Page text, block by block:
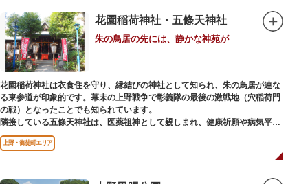
を一部踏襲している広大な庭は、建築様式同様に和洋併置式とされ、「芝
庭」をもつ近代庭園の初期の形を残しています。江戸時代の石碑や手水鉢、
庭石などが見られ、煉瓦塀を含めた敷地全体が重要文化財に指定されていま
す。
能です（観覧料は展覧会によって異なります。展覧会のスケジュールや観覧
料等の詳細は公式サイトをご確認ください）。
専門のスタッフに子供を預け、ゆっくりと展覧会鑑賞を楽しめる託児サービ
ス「パパママデー（事前予約制）」や、個室スペースのある授乳室、ミルク
用のお湯のサービスもあるのでファミリーにもおすすめです。
レンガ色のタイル張りの建物は、日本のモダニズム建築の巨匠・前川國男の
設計。
屋外には彫刻等の立体作品も展示されています。
花園稲荷神社・五條天神社
朱の鳥居の先には、静かな神苑が
花園稲荷神社は衣食住を守り、縁結びの神社として知られ、朱の鳥居が連な
る東参道が印象的です。幕末の上野戦争で彰義隊の最後の激戦地（穴稲荷門
の戦）となったことでも知られています。
隣接している五條天神社は、医薬祖神として親しまれ、健康祈願や病気平癒
祈願の参拝者が多く、相殿には菅原道真公も祀られています。
境内がつながっており、まるでひとつの神社かのように並んで鎮座していま
すが、それぞれ別々の由緒の独立した神社です。どちらの御朱印も五條天神
上野・御徒町エリア